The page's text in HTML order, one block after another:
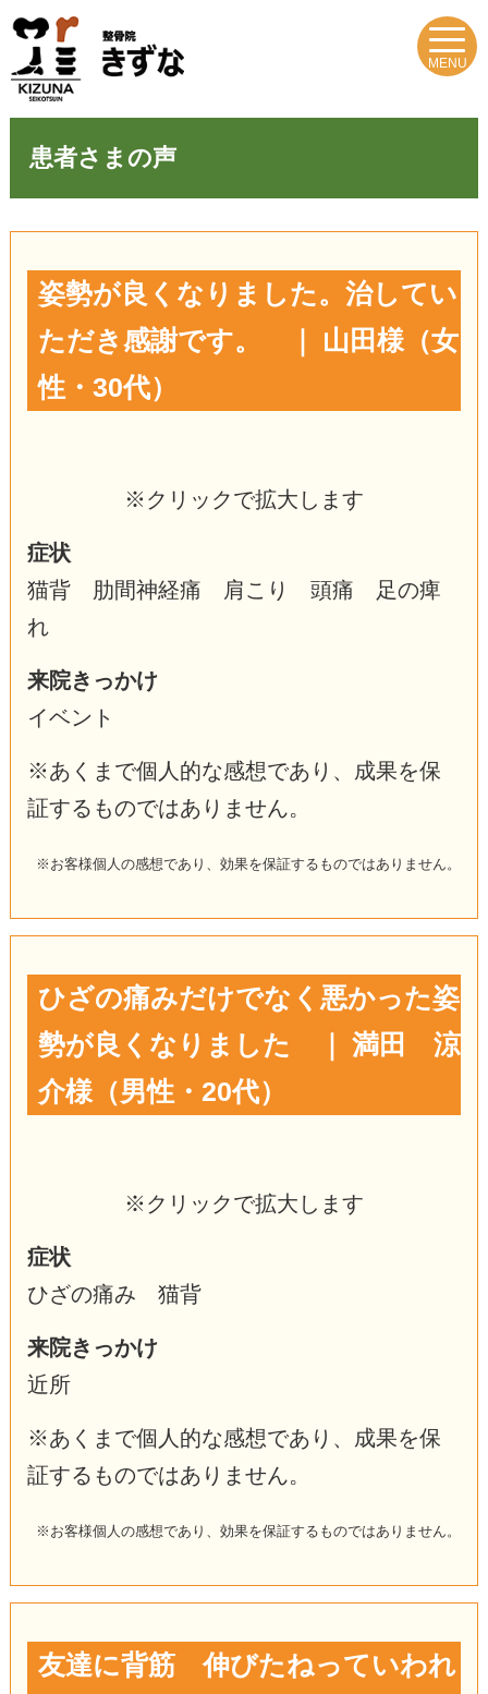
MENU
患者さまの声
姿勢が良くなりました。治してい
ただき感謝です。 ｜ 山田様（女
性・30代）
※クリックで拡大します
症状
猫背 肋間神経痛 肩こり 頭痛 足の痺
れ
来院きっかけ
イベント
※あくまで個人的な感想であり、成果を保
証するものではありません。
※お客様個人の感想であり、効果を保証するものではありません。
ひざの痛みだけでなく悪かった姿
勢が良くなりました ｜ 満田 涼
介様（男性・20代）
※クリックで拡大します
症状
ひざの痛み 猫背
来院きっかけ
近所
※あくまで個人的な感想であり、成果を保
証するものではありません。
※お客様個人の感想であり、効果を保証するものではありません。
友達に背筋 伸びたねっていわれ